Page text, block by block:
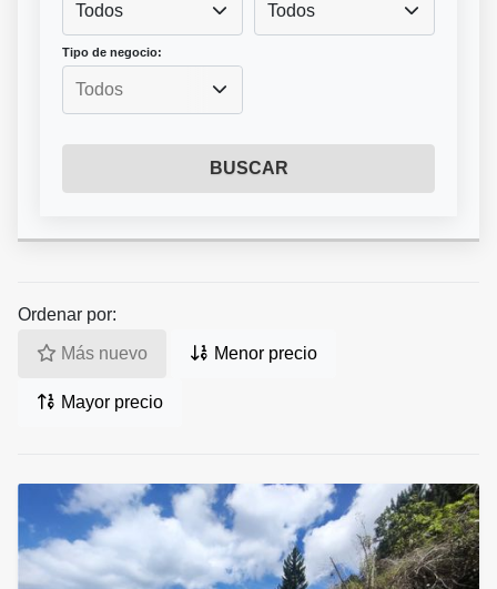
Todos Todos
Tipo de negocio:
BUSCAR
Ordenar por:
Más nuevo Menor precio
Mayor precio